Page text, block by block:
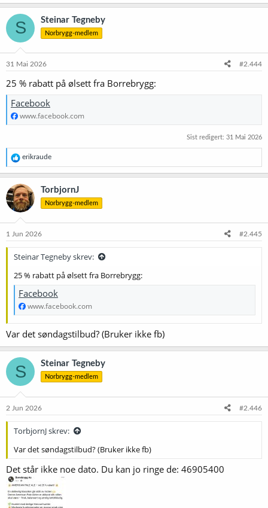
a
k
s
j
o
e
:
S Steinar Tegneby
Norbrygg-medlem
31 Mai 2026 #2.444
25 % rabatt på ølsett fra Borrebrygg:
Facebook
www.facebook.com
Sist redigert: 31 Mai 2026
R
e
a
k
s
j
o
e
erikraude
TorbjornJ
Norbrygg-medlem
1 Jun 2026 #2.445
Steinar Tegneby skrev:
25 % rabatt på ølsett fra Borrebrygg:
Facebook
www.facebook.com
Var det søndagstilbud? (Bruker ikke fb)
S Steinar Tegneby
Norbrygg-medlem
2 Jun 2026 #2.446
TorbjornJ skrev:
Var det søndagstilbud? (Bruker ikke fb)
Det står ikke noe dato. Du kan jo ringe de: 46905400